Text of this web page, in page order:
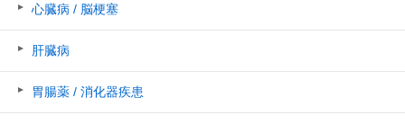
心臓病 / 脳梗塞
肝臓病
胃腸薬 / 消化器疾患